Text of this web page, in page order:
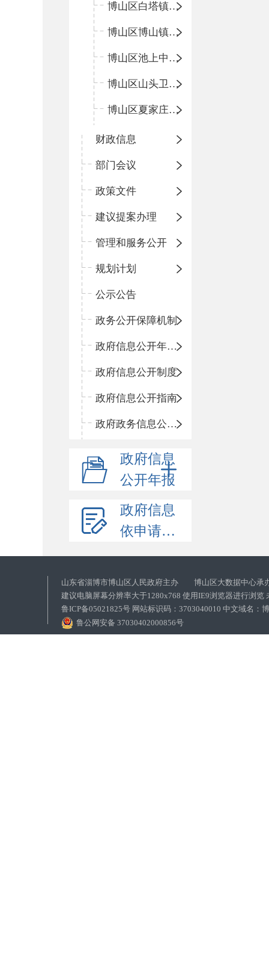
博山区白塔镇卫生院
博山区博山镇中心卫生院（南院区、北院区）
博山区池上中心卫生院
博山区山头卫生院
博山区夏家庄卫生院
财政信息
部门会议
政策文件
建议提案办理
管理和服务公开
规划计划
公示公告
政务公开保障机制
政府信息公开年度报告
政府信息公开制度
政府信息公开指南
政府政务信息公开目录
政府信息
公开年报
政府信息
依申请公开
山东省淄博市博山区人民政府主办 博山区大数据中心承
建议电脑屏幕分辨率大于1280x768 使用IE9浏览器进行浏览
鲁ICP备05021825号 网站标识码：3703040010 中文域名：
鲁公网安备 37030402000856号